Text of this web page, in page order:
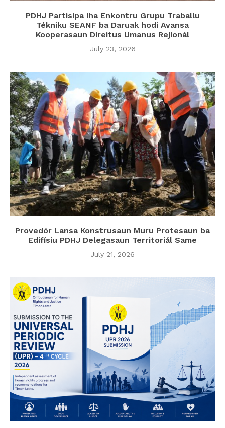
PDHJ Partisipa iha Enkontru Grupu Traballu
Tékniku SEANF ba Daruak hodi Avansa
Kooperasaun Direitus Umanus Rejionál
July 23, 2026
Provedór Lansa Konstrusaun Muru Protesaun ba
Edifísiu PDHJ Delegasaun Territoriál Same
July 21, 2026